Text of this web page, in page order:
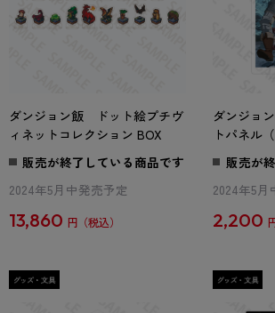
ダンジョン飯 ドット絵プチヴ
ィネットコレクション BOX
販売が終了している商品です
2024年5月中発売予定
13,860 円
ダンジョ
トパネル
販売が
2024年5月
2,200 円